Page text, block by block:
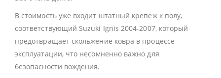
В стоимость уже входит штатный крепеж к полу,
соответствующий Suzuki Ignis 2004-2007, который
предотвращает скольжение ковра в процессе
эксплуатации, что несомненно важно для
безопасности вождения.